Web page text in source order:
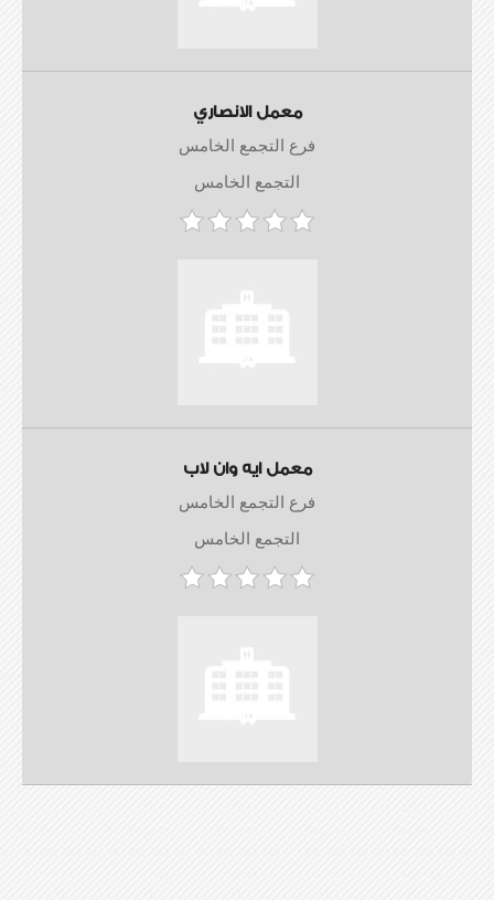
معمل الانصاري
فرع التجمع الخامس
التجمع الخامس
معمل ايه وان لاب
فرع التجمع الخامس
التجمع الخامس